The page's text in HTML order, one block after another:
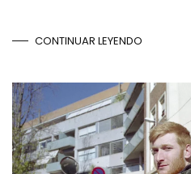
CONTINUAR LEYENDO